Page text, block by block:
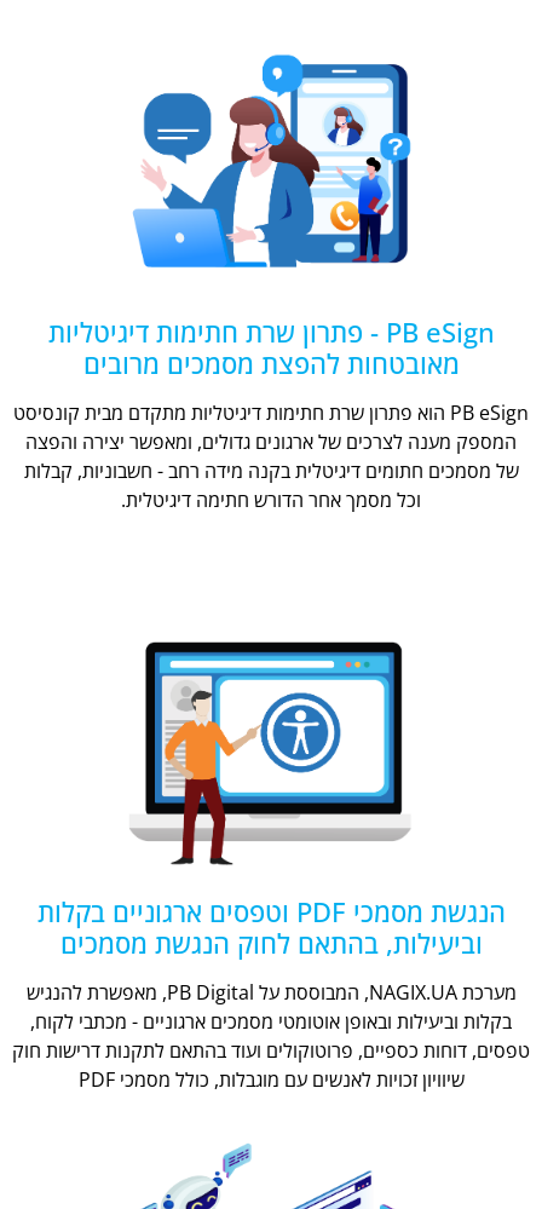
PB eSign - פתרון שרת חתימות דיגיטליות
מאובטחות להפצת מסמכים מרובים
PB eSign הוא פתרון שרת חתימות דיגיטליות מתקדם מבית קונסיסט
המספק מענה לצרכים של ארגונים גדולים, ומאפשר יצירה והפצה
של מסמכים חתומים דיגיטלית בקנה מידה רחב - חשבוניות, קבלות
וכל מסמך אחר הדורש חתימה דיגיטלית.
הנגשת מסמכי PDF וטפסים ארגוניים בקלות
וביעילות, בהתאם לחוק הנגשת מסמכים
מערכת NAGIX.UA, המבוססת על PB Digital, מאפשרת להנגיש
בקלות וביעילות ובאופן אוטומטי מסמכים ארגוניים - מכתבי לקוח,
טפסים, דוחות כספיים, פרוטוקולים ועוד בהתאם לתקנות דרישות חוק
שיוויון זכויות לאנשים עם מוגבלות, כולל מסמכי PDF